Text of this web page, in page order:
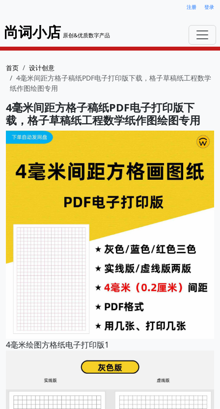
注册 登录
尚词小店 原创&优质数字产品
首页 设计创意
4毫米间距方格子稿纸PDF电子打印版下载，格子草稿纸工程数学
纸作图绘图专用
4毫米间距方格子稿纸PDF电子打印版下
载，格子草稿纸工程数学纸作图绘图专用
4毫米绘图方格纸电子打印版1